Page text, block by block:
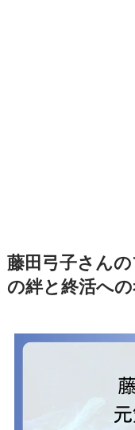
藤田弓子さん
の絆と終活へ